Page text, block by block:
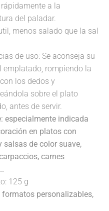
a la
del paladar.
menos salado que la sal
de uso: Se aconseja su
emplatado, rompiendo la
los dedos y
sobre el plato
antes de servir.
especialmente indicada
en platos con
salsas de color suave,
carnes
125 g
personalizables,